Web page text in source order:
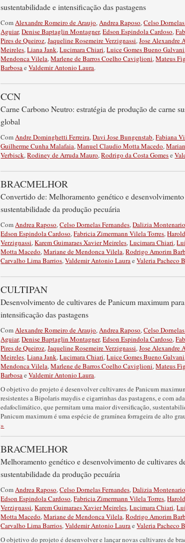
sustentabilidade e intensificação das pastagens
ComAlexandre Romeiro de Araujo,Andrea Raposo,Celso
Aguiar,Denise Baptaglin Montagner,Edson Espindola Cardoso,
Pires de Queiroz,Jaqueline Rosemeire Verzignassi,Jose Alexandre
Meireles,Liana Jank,Lucimara Chiari,Luice Gomes Bueno Galvani
Mendonca Vilela,Marlene de Barros Coelho Caviglioni,Mateus
BarbosaeValdemir Antonio Laura.
CCN
Carne Carbono Neutro: estratégia de produção de carne
global
ComAndre Dominghetti Ferreira,Davi Jose Bungenstab,Fabiana
Guilherme Cunha Malafaia,Manuel Claudio Motta Macedo,
Verbisck,Rodiney de Arruda Mauro,Rodrigo da Costa Gomese
BRACMELHOR
Convertido de: Melhoramento genético e
sustentabilidade da produção pecuária
ComAndrea Raposo,Celso Dornelas Fernandes,Dalizia
Edson Espindola Cardoso,Fabricia Zimermann Vilela Torres,
Verzignassi,Karem Guimaraes Xavier Meireles,Lucimara Chiari,
Motta Macedo,Mariane de Mendonca Vilela,Rodrigo Amorim
Carvalho Lima Barrios,Valdemir Antonio LauraeValeria Pacheco
CULTIPAN
Desenvolvimento de cultivares de Panicum maximum
intensificação das pastagens
ComAlexandre Romeiro de Araujo,Andrea Raposo,Celso
Aguiar,Denise Baptaglin Montagner,Edson Espindola Cardoso,
Pires de Queiroz,Jaqueline Rosemeire Verzignassi,Jose Alexandre
Meireles,Liana Jank,Lucimara Chiari,Luice Gomes Bueno Galvani
Mendonca Vilela,Marlene de Barros Coelho Caviglioni,Mateus
BarbosaeValdemir Antonio Laura.
O objetivo do projeto é desenvolver cultivares de Panicum
resistentes a Bipolaris maydis e cigarrinhas das pastagens, e com
edafoclimático, que permitam uma maior diversificação,
Panicum maximum é uma espécie de gramínea forrageira de alto
»
BRACMELHOR
Melhoramento genético e desenvolvimento de cultivares
sustentabilidade da produção pecuária
ComAndrea Raposo,Celso Dornelas Fernandes,Dalizia
Edson Espindola Cardoso,Fabricia Zimermann Vilela Torres,
Verzignassi,Karem Guimaraes Xavier Meireles,Lucimara Chiari,
Motta Macedo,Mariane de Mendonca Vilela,Rodrigo Amorim
Carvalho Lima Barrios,Valdemir Antonio LauraeValeria Pacheco
O objetivo do projeto é desenvolver e lançar novas cultivares de